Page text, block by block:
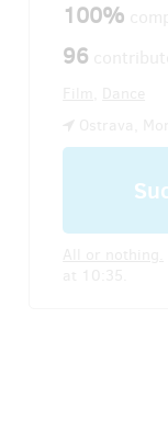
100%
96